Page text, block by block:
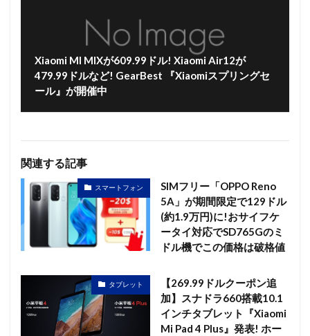
Xiaomi MI MIXが609.99ドル! Xiaomi Air12が
479.99ドルなど! GearBest 『Xiaomiスプリングセ
ール』が開催中
関連する記事
スマートフォン
SIMフリー「OPPO Reno
5A」が期間限定で129ドル
(約1.9万円)に!おサイフケ
ータイ対応でSD765Gのミ
ドル機でこの価格は破格値
タブレット
【269.99ドルクーポン追
加】スナドラ660搭載10.1
インチタブレット『Xiaomi
Mi Pad 4 Plus』発表! ホー